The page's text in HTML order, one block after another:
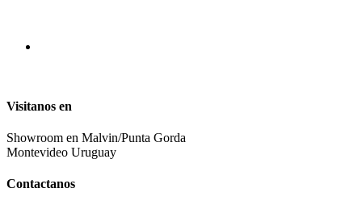
Visitanos en
Showroom en Malvin/Punta Gorda
Montevideo Uruguay
Contactanos